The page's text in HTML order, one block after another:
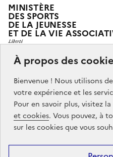
MINISTÈRE
DES SPORTS
DE LA JEUNESSE
ET DE LA VIE
les politiques de jeunesse
la jeunesse et de la vie
Partners
info.gouv.fr service-
data.gouv.fr
À propos des
Bienvenue ! Nous utilisons
votre expérience et les
Pour en savoir plus, visitez la
et cookies. Vous pouvez, à
sur les cookies que vous